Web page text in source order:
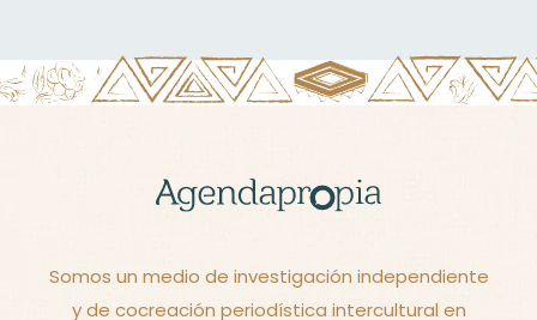
Somos un medio de investigación independiente
y de cocreación periodística intercultural en